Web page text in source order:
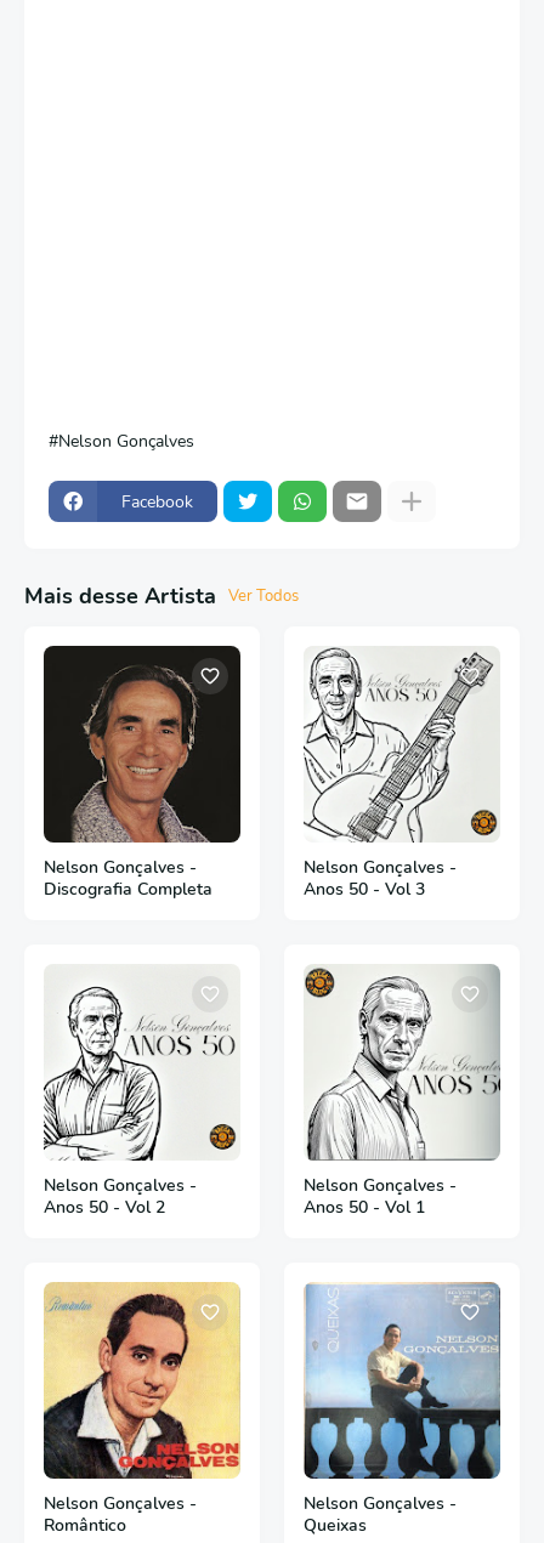
Nelson Gonçalves
Facebook
Mais desse Artista Ver Todos
Nelson Gonçalves -
Discografia Completa
Nelson Gonçalves -
Anos 50 - Vol 3
Nelson Gonçalves -
Anos 50 - Vol 2
Nelson Gonçalves -
Anos 50 - Vol 1
Nelson Gonçalves -
Romântico
Nelson Gonçalves -
Queixas